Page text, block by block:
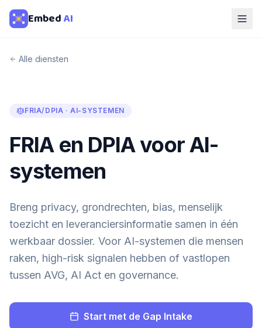
EmbedAI
Alle diensten
FRIA/DPIA · AI-SYSTEMEN
FRIA en DPIA voor AI-
systemen
Breng privacy, grondrechten, bias, menselijk
toezicht en leveranciersinformatie samen in één
werkbaar dossier. Voor AI-systemen die mensen
raken, high-risk signalen hebben of vastlopen
tussen AVG, AI Act en governance.
Start met de Gap Intake